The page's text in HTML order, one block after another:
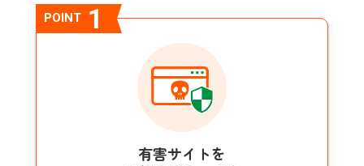
POINT 1
有害サイトを